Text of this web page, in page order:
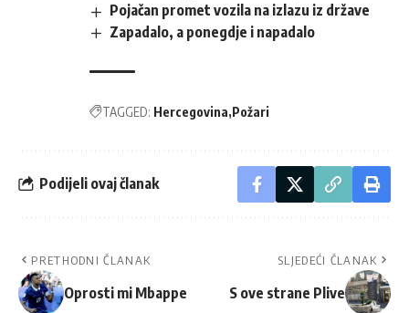
Pojačan promet vozila na izlazu iz države
Zapadalo, a ponegdje i napadalo
TAGGED: Hercegovina Požari
Podijeli ovaj članak
PRETHODNI ČLANAK
Oprosti mi Mbappe
SLJEDEĆI ČLANAK
S ove strane Plive